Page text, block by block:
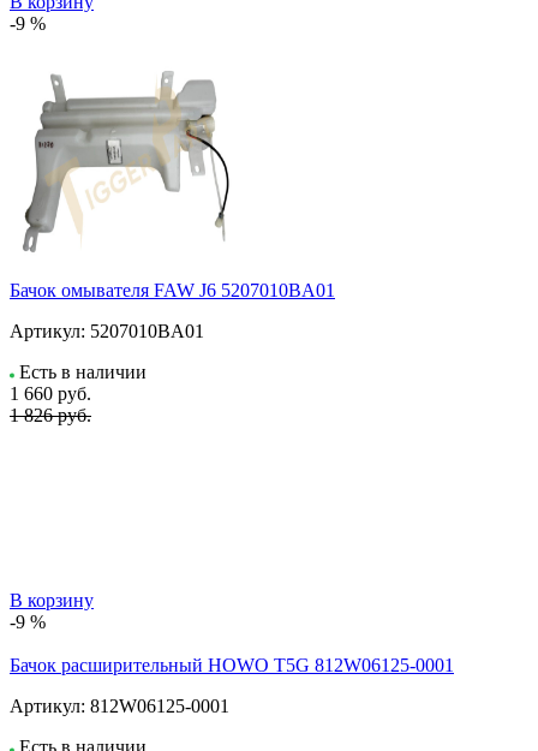
-9 %
Бачок омывателя FAW J6 5207010BA01
Артикул: 5207010BA01
Есть в наличии
1 660 руб.
1 826 руб.
В корзину
-9 %
Бачок расширительный HOWO T5G 812W06125-0001
Артикул: 812W06125-0001
Есть в наличии